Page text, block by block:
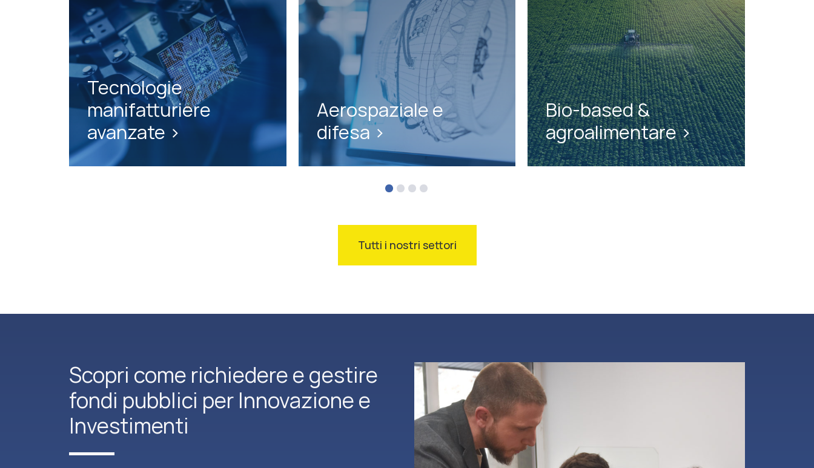
Tecnologie
manifatturiere
avanzate >
Aerospaziale e
difesa >
Bio-based &
agroalimentare >
Tutti i nostri settori
Scopri come richiedere e gestire
fondi pubblici per Innovazione e
Investimenti